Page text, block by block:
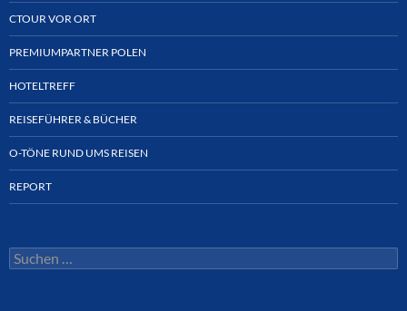
CTOUR VOR ORT
PREMIUMPARTNER POLEN
HOTELTREFF
REISEFÜHRER & BÜCHER
O-TÖNE RUND UMS REISEN
REPORT
Suchen
nach: